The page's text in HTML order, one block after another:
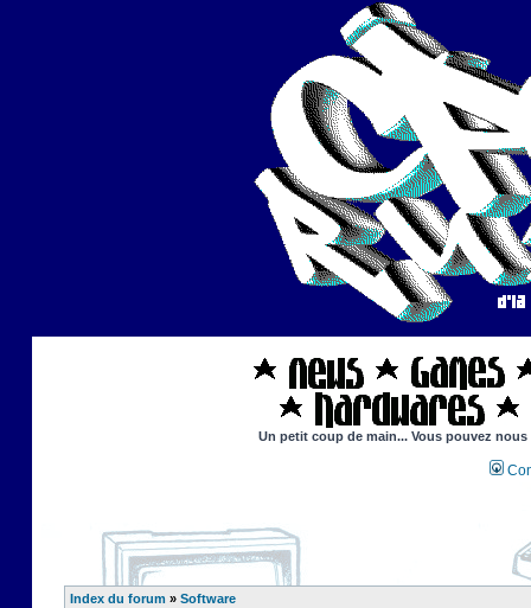
Un petit coup de main... Vous pouvez
Index du forum » Software